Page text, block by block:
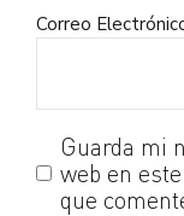
Correo
Guarda mi
web en
que